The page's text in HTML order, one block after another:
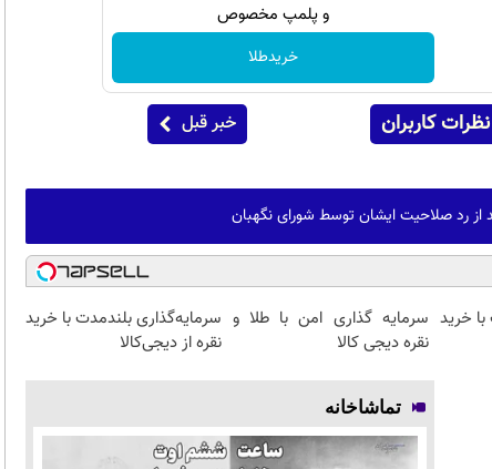
و پلمپ مخصوص
خریدطلا
نظرات کاربران خبر قبل
از رد صلاحیت ایشان توسط شورای نگهبان
خرید سرمایه گذاری امن با طلا و
نقره دیجی کالا
سرمایه‌گذاری بلندمدت با خرید
نقره از دیجی‌کالا
تماشاخانه